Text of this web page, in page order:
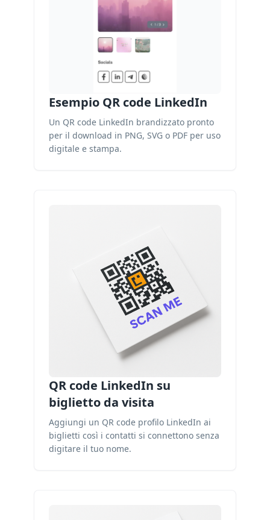
Esempio QR code LinkedIn
Un QR code LinkedIn brandizzato pronto
per il download in PNG, SVG o PDF per uso
digitale e stampa.
QR code LinkedIn su
biglietto da visita
Aggiungi un QR code profilo LinkedIn ai
biglietti così i contatti si connettono senza
digitare il tuo nome.